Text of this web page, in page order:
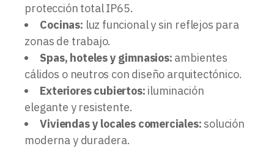
protección total IP65.
Cocinas: luz funcional y sin reflejos para
zonas de trabajo.
Spas, hoteles y gimnasios: ambientes
cálidos o neutros con diseño arquitectónico.
Exteriores cubiertos: iluminación
elegante y resistente.
Viviendas y locales comerciales: solución
moderna y duradera.